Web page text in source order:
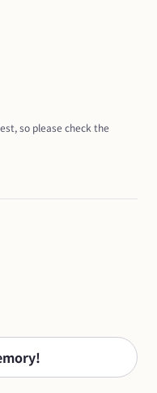
so please check the